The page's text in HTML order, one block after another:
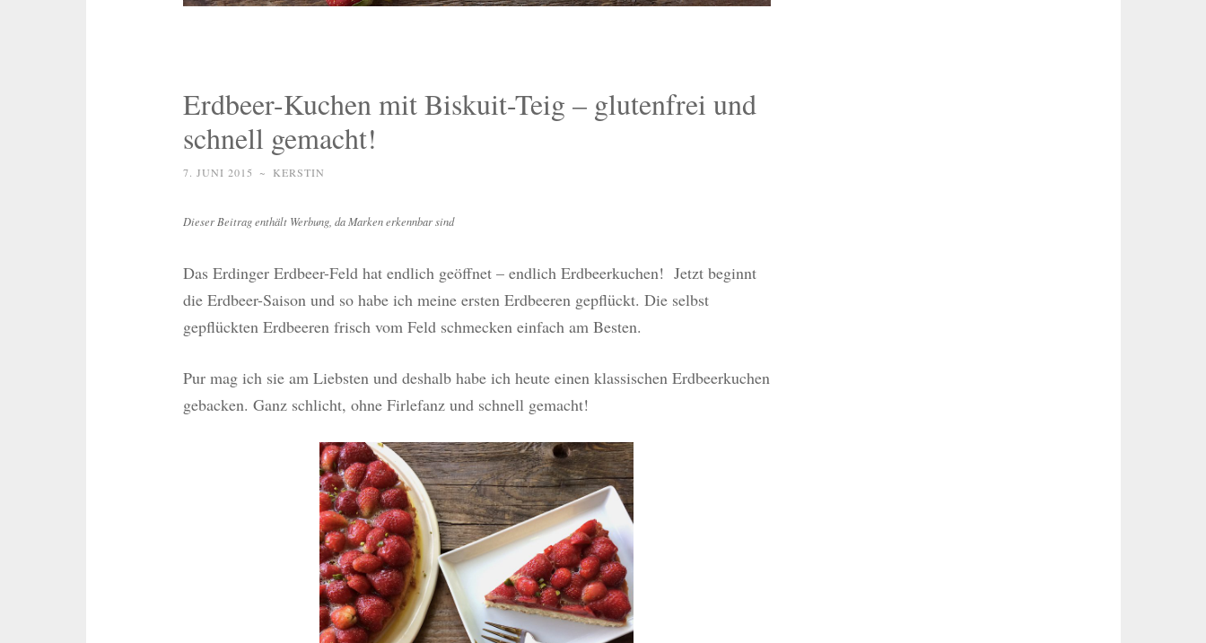
Erdbeer-Kuchen mit Biskuit-Teig – glutenfrei und
schnell gemacht!
7. JUNI 2015 ~ KERSTIN
Dieser Beitrag enthält Werbung, da Marken erkennbar sind
Das Erdinger Erdbeer-Feld hat endlich geöffnet – endlich Erdbeerkuchen! Jetzt beginnt
die Erdbeer-Saison und so habe ich meine ersten Erdbeeren gepflückt. Die selbst
gepflückten Erdbeeren frisch vom Feld schmecken einfach am Besten.
Pur mag ich sie am Liebsten und deshalb habe ich heute einen klassischen Erdbeerkuchen
gebacken. Ganz schlicht, ohne Firlefanz und schnell gemacht!